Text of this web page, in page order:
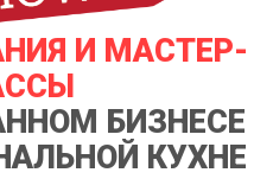
И МАСТЕР-
БИЗНЕСЕ
КУХНЕ